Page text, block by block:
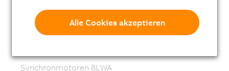
Getriebemotoren 8WSB
Synchronmotoren 8LVA
Synchronmotoren 8LWA
Alle Cookies akzeptieren